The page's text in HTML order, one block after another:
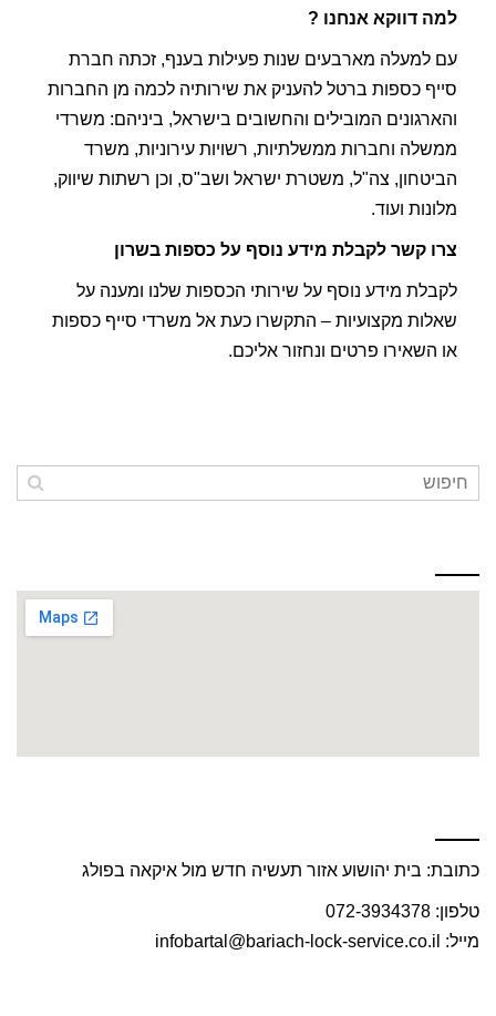
למה דווקא אנחנו ?
עם למעלה מארבעים שנות פעילות בענף, זכתה חברת
סייף כספות ברטל להעניק את שירותיה לכמה מן החברות
והארגונים המובילים והחשובים בישראל, ביניהם: משרדי
ממשלה וחברות ממשלתיות, רשויות עירוניות, משרד
הביטחון, צה"ל, משטרת ישראל ושב"ס, וכן רשתות שיווק,
מלונות ועוד.
צרו קשר לקבלת מידע נוסף על כספות בשרון
לקבלת מידע נוסף על שירותי הכספות שלנו ומענה על
שאלות מקצועיות – התקשרו כעת אל משרדי סייף כספות
או השאירו פרטים ונחזור אליכם.
כתובת: בית יהושוע אזור תעשיה חדש מול איקאה בפולג
טלפון: 072-3934378
מייל: infobartal@bariach-lock-service.co.il